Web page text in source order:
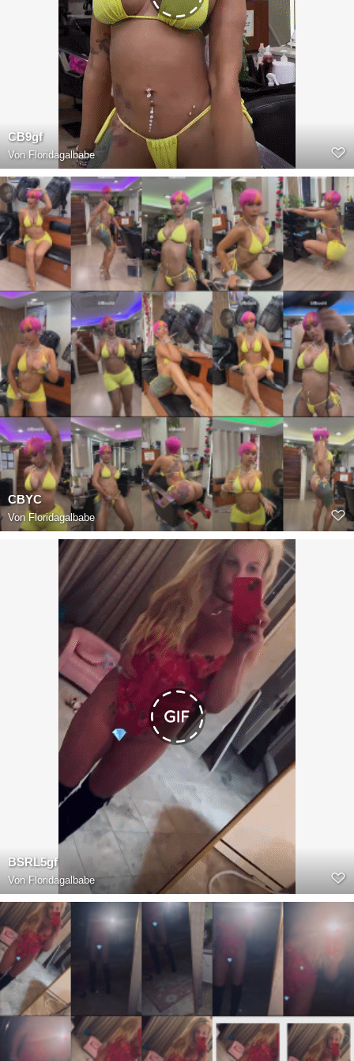
CB9gf
Von Floridagalbabe
CBYC
Von Floridagalbabe
BSRL5gf
Von Floridagalbabe